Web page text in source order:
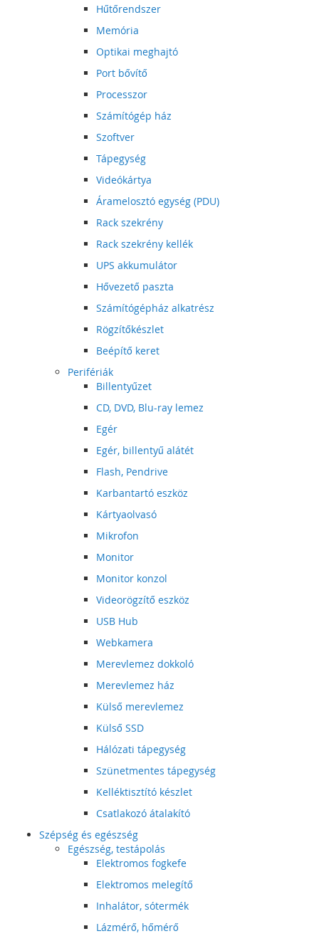
Hűtőrendszer
Memória
Optikai meghajtó
Port bővítő
Processzor
Számítógép ház
Szoftver
Tápegység
Videókártya
Áramelosztó egység (PDU)
Rack szekrény
Rack szekrény kellék
UPS akkumulátor
Hővezető paszta
Számítógépház alkatrész
Rögzítőkészlet
Beépítő keret
Perifériák
Billentyűzet
CD, DVD, Blu-ray lemez
Egér
Egér, billentyű alátét
Flash, Pendrive
Karbantartó eszköz
Kártyaolvasó
Mikrofon
Monitor
Monitor konzol
Videorögzítő eszköz
USB Hub
Webkamera
Merevlemez dokkoló
Merevlemez ház
Külső merevlemez
Külső SSD
Hálózati tápegység
Szünetmentes tápegység
Kelléktisztító készlet
Csatlakozó átalakító
Szépség és egészség
Egészség, testápolás
Elektromos fogkefe
Elektromos melegítő
Inhalátor, sótermék
Lázmérő, hőmérő